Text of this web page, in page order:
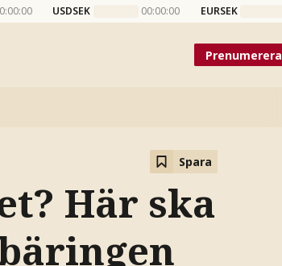
USDSEK 00:00:00 EURSEK
Prenumerera
Spara
Här ska